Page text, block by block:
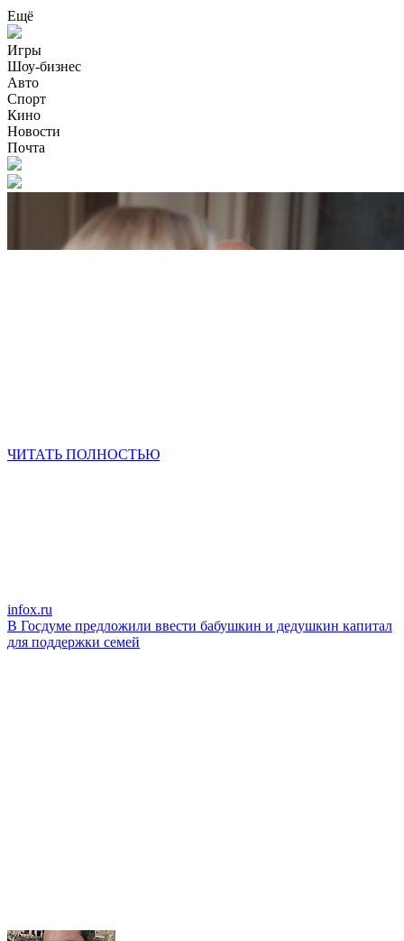
Ещё
Игры
Шоу-бизнес
Авто
Спорт
Кино
Новости
Почта
ЧИТАТЬ ПОЛНОСТЬЮ
infox.ru
В Госдуме предложили ввести бабушкин и дедушкин капитал
для поддержки семей